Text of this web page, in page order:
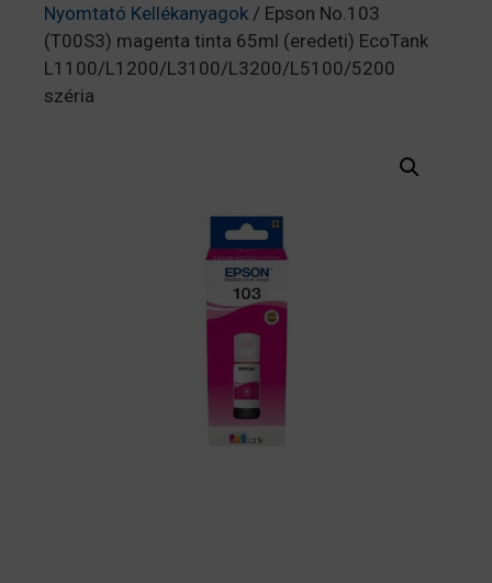
Nyomtató Kellékanyagok / Epson No.103
(T00S3) magenta tinta 65ml (eredeti) EcoTank
L1100/L1200/L3100/L3200/L5100/5200
széria